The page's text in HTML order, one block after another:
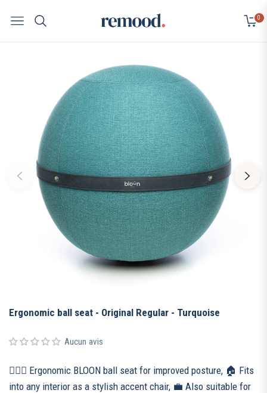
Navigation Cart
0
Ergonomic ball seat - Original Regular - Turquoise
Aucun avis
🧘🏻‍♀️ Ergonomic BLOON ball seat for improved posture, 🏠 Fits
into any interior as a stylish accent chair, 💼 Also suitable for